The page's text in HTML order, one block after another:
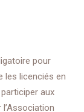
pour
les licenciés en
aux